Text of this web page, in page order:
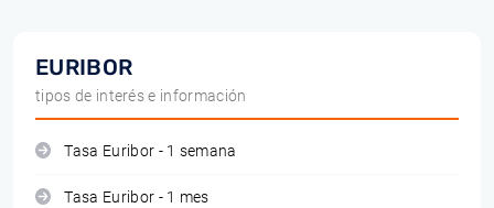
EURIBOR
tipos de interés e información
Tasa Euribor - 1 semana
Tasa Euribor - 1 mes